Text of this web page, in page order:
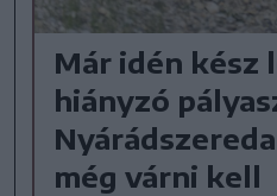
Már idén kész
hiányzó
még várni kell